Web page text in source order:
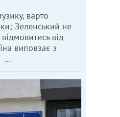
варто
Зеленський не
від
виповзає з
—…